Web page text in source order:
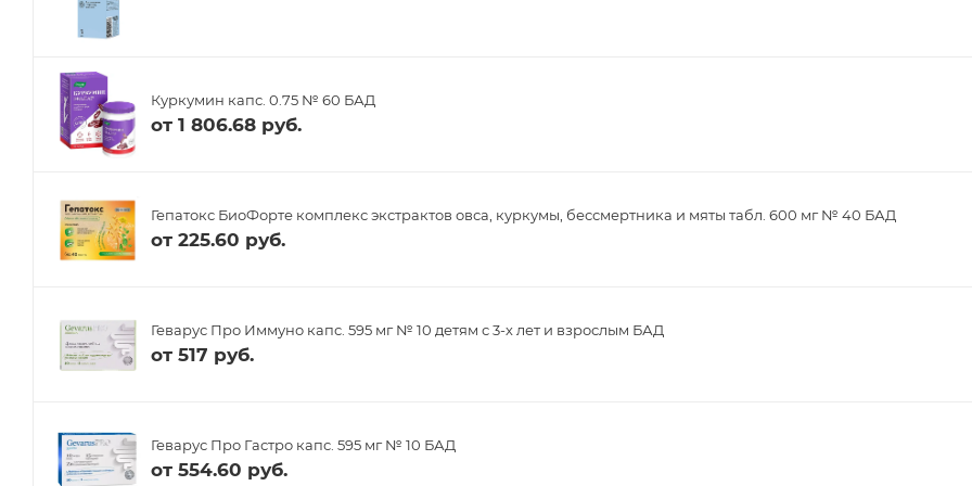
Куркумин капс. 0.75 № 60 БАД
от 1 806.68 руб.
Гепатокс БиоФорте комплекс экстрактов овса, куркумы, бессмертника и мяты табл. 600 мг № 40 БАД
от 225.60 руб.
Геварус Про Иммуно капс. 595 мг № 10 детям с 3-х лет и взрослым БАД
от 517 руб.
Геварус Про Гастро капс. 595 мг № 10 БАД
от 554.60 руб.